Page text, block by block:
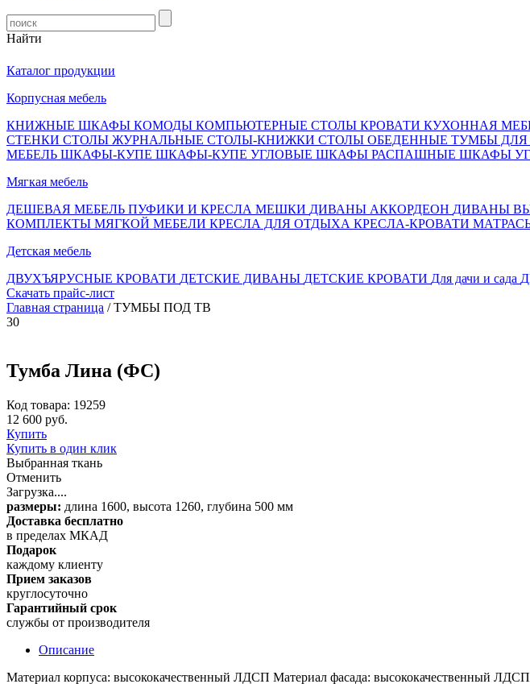
Найти
Каталог продукции
Корпусная мебель
КНИЖНЫЕ ШКАФЫ КОМОДЫ КОМПЬЮТЕРНЫЕ СТОЛЫ КРОВАТИ КУХОННАЯ
СТЕНКИ СТОЛЫ ЖУРНАЛЬНЫЕ СТОЛЫ-КНИЖКИ СТОЛЫ ОБЕДЕННЫЕ ТУМБЫ ДЛЯ
МЕБЕЛЬ ШКАФЫ-КУПЕ ШКАФЫ-КУПЕ УГЛОВЫЕ ШКАФЫ РАСПАШНЫЕ ШКАФЫ
Мягкая мебель
ДЕШЕВАЯ МЕБЕЛЬ ПУФИКИ И КРЕСЛА МЕШКИ ДИВАНЫ АККОРДЕОН ДИВАНЫ
КОМПЛЕКТЫ МЯГКОЙ МЕБЕЛИ КРЕСЛА ДЛЯ ОТДЫХА КРЕСЛА-КРОВАТИ
Детская мебель
ДВУХЪЯРУСНЫЕ КРОВАТИ ДЕТСКИЕ ДИВАНЫ ДЕТСКИЕ КРОВАТИ Для дачи и сада
Скачать прайс-лист
Главная страница / ТУМБЫ ПОД ТВ
30
Тумба Лина (ФС)
Код товара: 19259
12 600 руб.
Купить
Купить в один клик
Выбранная ткань
Отменить
Загрузка....
размеры: длина 1600, высота 1260, глубина 500 мм
Доставка бесплатно
в пределах МКАД
Подарок
каждому клиенту
Прием заказов
круглосуточно
Гарантийный срок
службы от производителя
Описание
Материал корпуса: высококачественный ЛДСП Материал фасада: высококачественный ЛДСП